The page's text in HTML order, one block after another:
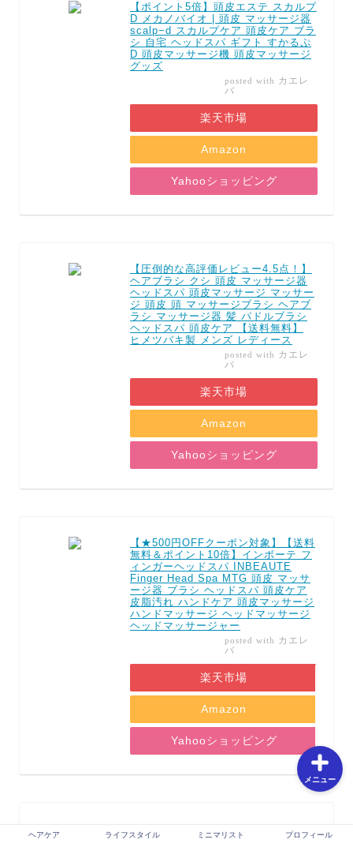
【ポイント5倍】頭皮エステ スカルプ
D メカノバイオ | 頭皮 マッサージ器
scalp−d スカルプケア 頭皮ケア ブラ
シ 自宅 ヘッドスパ ギフト すかるぷ
D 頭皮マッサージ機 頭皮マッサージ
グッズ
posted with カエレ
バ
楽天市場
Amazon
Yahooショッピング
【圧倒的な高評価レビュー4.5点！】
ヘアブラシ クシ 頭皮 マッサージ器
ヘッドスパ 頭皮マッサージ マッサー
ジ 頭皮 頭 マッサージブラシ ヘアブ
ラシ マッサージ器 髪 パドルブラシ
ヘッドスパ 頭皮ケア 【送料無料】
ヒメツバキ製 メンズ レディース
posted with カエレ
バ
楽天市場
Amazon
Yahooショッピング
【★500円OFFクーポン対象】【送料
無料＆ポイント10倍】インボーテ フ
ィンガーヘッドスパ INBEAUTE
Finger Head Spa MTG 頭皮 マッサ
ージ器 ブラシ ヘッドスパ 頭皮ケア
皮脂汚れ ハンドケア 頭皮マッサージ
ハンドマッサージ ヘッドマッサージ
ヘッドマッサージャー
posted with カエレ
バ
楽天市場
Amazon
Yahooショッピング
ヘアケア ライフスタイル ミニマリスト プロフィール
メニュー
ホーム
お問い合わせ
特定商取引法に基づく表
記
プライバシーポリシー